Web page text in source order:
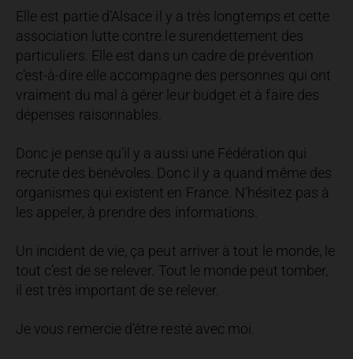
Elle est partie d’Alsace il y a très longtemps et cette
association lutte contre le surendettement des
particuliers. Elle est dans un cadre de prévention
c’est-à-dire elle accompagne des personnes qui ont
vraiment du mal à gérer leur budget et à faire des
dépenses raisonnables.
Donc je pense qu’il y a aussi une Fédération qui
recrute des bénévoles. Donc il y a quand même des
organismes qui existent en France. N’hésitez pas à
les appeler, à prendre des informations.
Un incident de vie, ça peut arriver à tout le monde, le
tout c’est de se relever. Tout le monde peut tomber,
il est très important de se relever.
Je vous remercie d’être resté avec moi.